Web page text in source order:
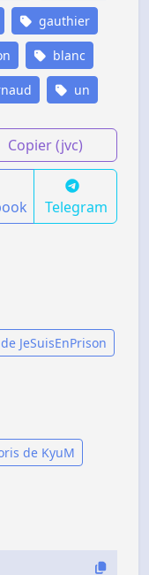
gauthier
blanc
un
Copier (jvc)
Telegram
JeSuisEnPrison
de KyuM